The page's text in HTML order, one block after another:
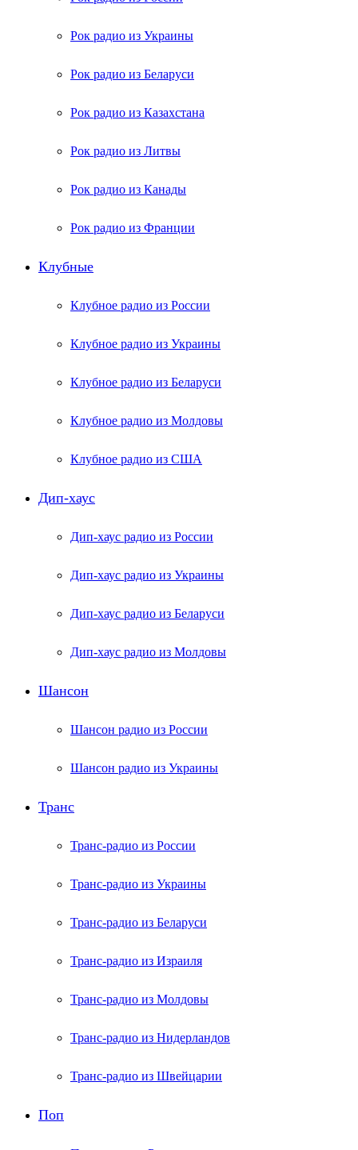
Рок радио из Украины
Рок радио из Беларуси
Рок радио из Казахстана
Рок радио из Литвы
Рок радио из Канады
Рок радио из Франции
Клубные
Клубное радио из России
Клубное радио из Украины
Клубное радио из Беларуси
Клубное радио из Молдовы
Клубное радио из США
Дип-хаус
Дип-хаус радио из России
Дип-хаус радио из Украины
Дип-хаус радио из Беларуси
Дип-хаус радио из Молдовы
Шансон
Шансон радио из России
Шансон радио из Украины
Транс
Транс-радио из России
Транс-радио из Украины
Транс-радио из Беларуси
Транс-радио из Израиля
Транс-радио из Молдовы
Транс-радио из Нидерландов
Транс-радио из Швейцарии
Поп